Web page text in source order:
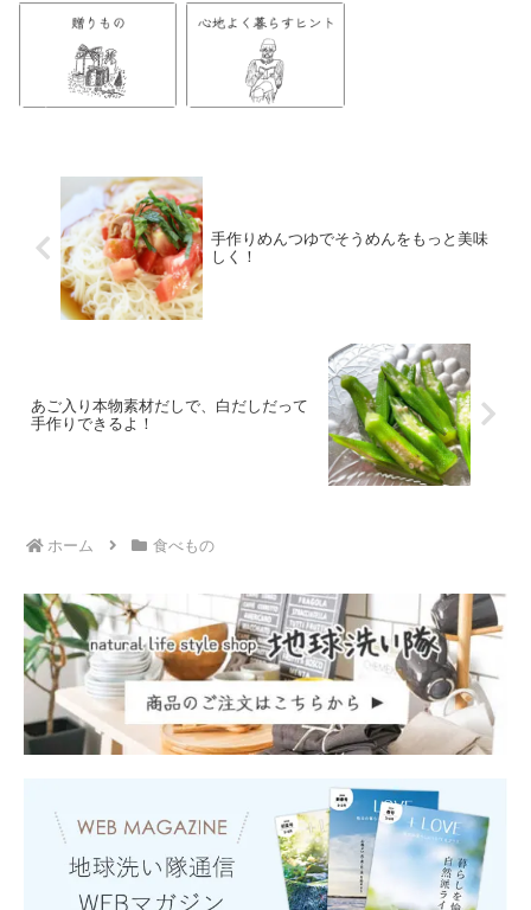
手作りめんつゆでそうめんをもっと美味
しく！
あご入り本物素材だしで、白だしだって
手作りできるよ！
ホーム 食べもの